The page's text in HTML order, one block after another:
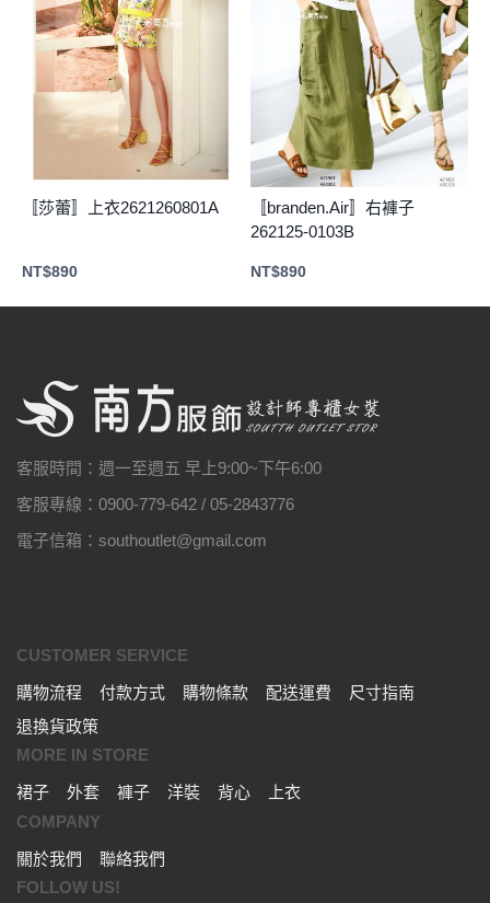
〚莎蕾〛上衣2621260801A
NT$890
〚branden.Air〛右褲子
262125-0103B
NT$890
客服時間：週一至週五 早上9:00~下午6:00
客服專線：0900-779-642 / 05-2843776
電子信箱：southoutlet@gmail.com
CUSTOMER SERVICE
購物流程
付款方式 購物條款 配送運費
尺寸指南
退換貨政策
MORE IN STORE
裙子
外套 褲子 洋裝 背心
上衣
COMPANY
關於我們
聯絡我們
FOLLOW US!